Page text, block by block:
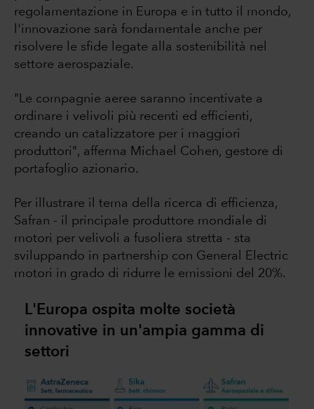
regolamentazione in Europa e in tutto il mondo,
l'innovazione sarà fondamentale anche per
risolvere le sfide legate alla sostenibilità nel
settore aerospaziale.
"Le compagnie aeree saranno incentivate a
ordinare i velivoli più recenti ed efficienti,
creando un catalizzatore per i maggiori
produttori", afferma Michael Cohen, gestore di
portafoglio azionario.
Per illustrare il tema della ricerca di efficienza,
Safran - il principale produttore mondiale di
motori per velivoli a fusoliera stretta - sta
sviluppando in partnership con General Electric
motori in grado di ridurre le emissioni del 20%.
L'Europa ospita molte società
innovative in un'ampia gamma di
settori